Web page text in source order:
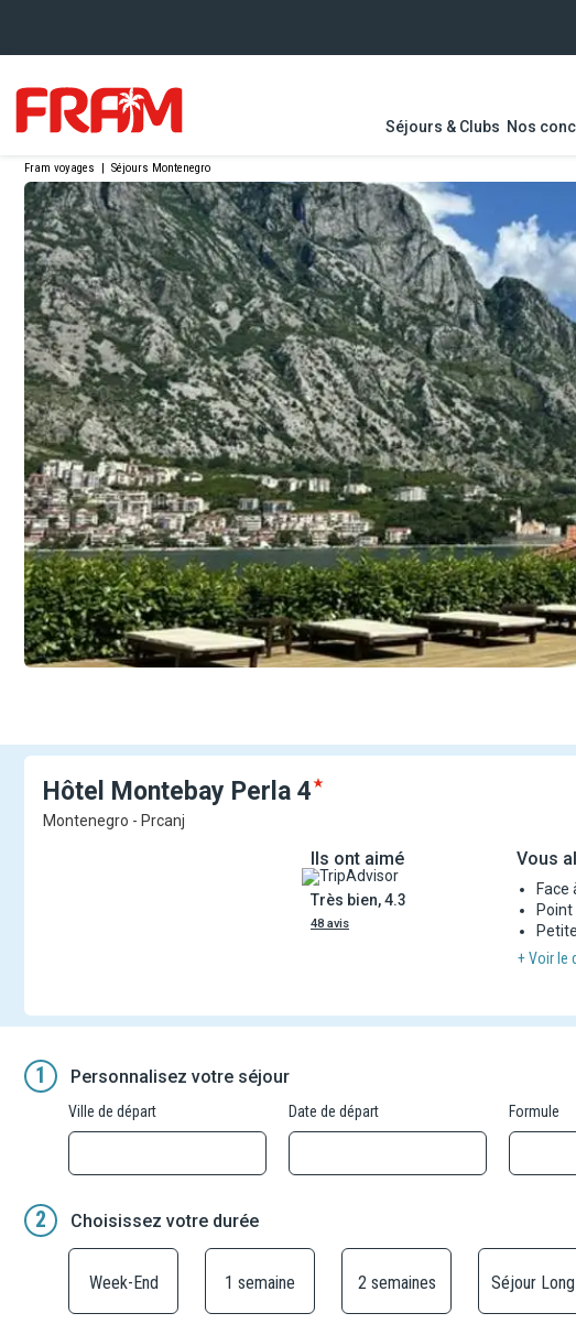
Séjours & Clubs Nos
Fram voyages | Séjours Montenegro
Hôtel Montebay Perla 4
Montenegro - Prcanj
Ils ont aimé
Très bien, 4.3
48 avis
Vous
Face
+ Voir le
1 Personnalisez votre séjour
Ville de départ Date de départ Formule
2 Choisissez votre durée
Week-End 1 semaine 2 semaines Séjour Long